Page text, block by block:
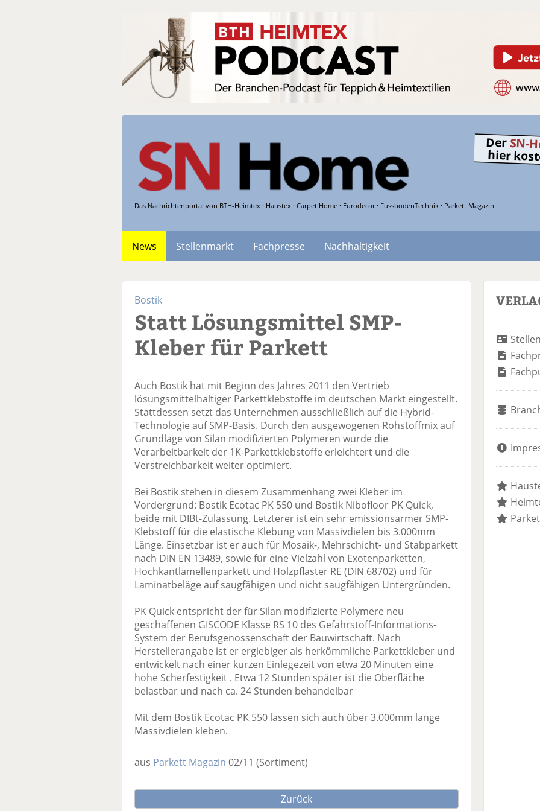
Das Nachrichtenportal von BTH-Heimtex · Haustex · Carpet Home · Eurodecor · FussbodenTechnik · Parkett Magazin
Der SN-
hier
News Stellenmarkt Fachpresse
Nachhaltigkeit
Bostik
Statt Lösungsmittel SMP-
Kleber für Parkett
Auch Bostik hat mit Beginn des Jahres 2011 den Vertrieb
lösungsmittelhaltiger Parkettklebstoffe im deutschen Markt eingestellt.
Stattdessen setzt das Unternehmen ausschließlich auf die Hybrid-
Technologie auf SMP-Basis. Durch den ausgewogenen Rohstoffmix auf
Grundlage von Silan modifizierten Polymeren wurde die
Verarbeitbarkeit der 1K-Parkettklebstoffe erleichtert und die
Verstreichbarkeit weiter optimiert.
Bei Bostik stehen in diesem Zusammenhang zwei Kleber im
Vordergrund: Bostik Ecotac PK 550 und Bostik Nibofloor PK Quick,
beide mit DIBt-Zulassung. Letzterer ist ein sehr emissionsarmer SMP-
Klebstoff für die elastische Klebung von Massivdielen bis 3.000mm
Länge. Einsetzbar ist er auch für Mosaik-, Mehrschicht- und Stabparkett
nach DIN EN 13489, sowie für eine Vielzahl von Exotenparketten,
Hochkantlamellenparkett und Holzpflaster RE (DIN 68702) und für
Laminatbeläge auf saugfähigen und nicht saugfähigen Untergründen.
PK Quick entspricht der für Silan modifizierte Polymere neu
geschaffenen GISCODE Klasse RS 10 des Gefahrstoff-Informations-
System der Berufsgenossenschaft der Bauwirtschaft. Nach
Herstellerangabe ist er ergiebiger als herkömmliche Parkettkleber und
entwickelt nach einer kurzen Einlegezeit von etwa 20 Minuten eine
hohe Scherfestigkeit . Etwa 12 Stunden später ist die Oberfläche
belastbar und nach ca. 24 Stunden behandelbar
Mit dem Bostik Ecotac PK 550 lassen sich auch über 3.000mm lange
Massivdielen kleben.
aus Parkett Magazin 02/11 (Sortiment)
Zurück